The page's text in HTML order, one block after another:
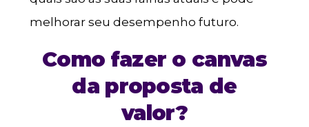
melhorar seu desempenho futuro.
Como fazer o canvas
da proposta de
valor?